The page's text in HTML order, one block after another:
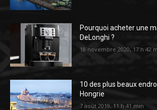
Pourquoi acheter une
DeLonghi ?
18 novembre 2020, 17 h 42
10 des plus beaux
Hongrie
7 août 2019, 11 h 41 min